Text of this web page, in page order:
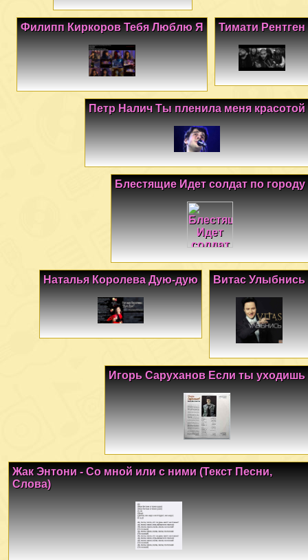
Тимати Рентген
Филипп Киркоров Тебя Люблю Я
Петр Налич Ты пленила меня красотой
Блестящие Идет солдат по городу
Витас Улыбнись
Наталья Королева Дую-дую
Игорь Саруханов Если ты уходишь
Жак Энтони - Со мной или с ними (Текст Песни,
Слова)